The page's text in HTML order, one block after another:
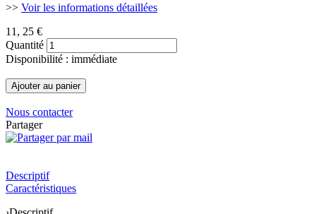
>> Voir les informations détaillées
11 , 25 €
Quantité
Disponibilité : immédiate
Nous contacter
Partager
Descriptif
Caractéristiques